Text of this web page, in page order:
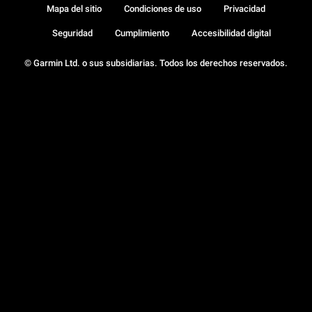
© Garmin Ltd. o sus subsidiarias. Todos los derechos reservados.
Mapa del sitio Condiciones de uso Privacidad
Seguridad Cumplimiento Accesibilidad digital